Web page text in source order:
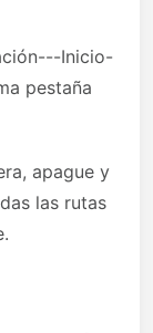
Inicio-
pestaña
apague y
las rutas